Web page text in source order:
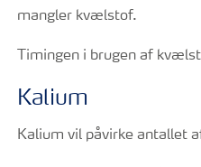
mangler kvælstof.
Timingen i brugen af
Kalium
Kalium vil påvirke antallet